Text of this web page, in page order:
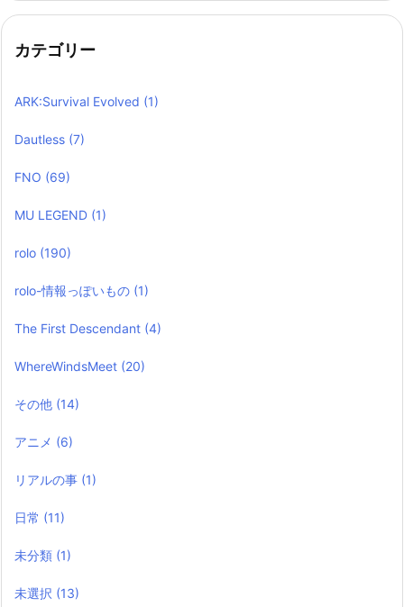
カテゴリー
ARK:Survival Evolved (1)
Dautless (7)
FNO (69)
MU LEGEND (1)
rolo (190)
rolo-情報っぽいもの (1)
The First Descendant (4)
WhereWindsMeet (20)
その他 (14)
アニメ (6)
リアルの事 (1)
日常 (11)
未分類 (1)
未選択 (13)